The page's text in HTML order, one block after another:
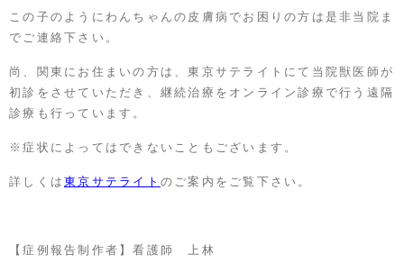
この子のようにわんちゃんの皮膚病でお困りの方は是非当院ま
でご連絡下さい。
尚、関東にお住まいの方は、東京サテライトにて当院獣医師が
初診をさせていただき、継続治療をオンライン診療で行う遠隔
診療も行っています。
※症状によってはできないこともございます。
詳しくは 東京サテライト のご案内をご覧下さい。
【症例報告制作者】看護師 上林